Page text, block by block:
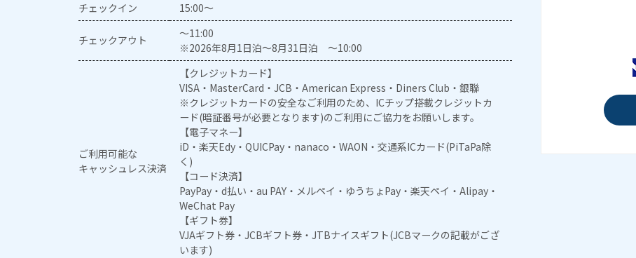
チェックイン 15:00～
チェックアウト
～11:00
※2026年8月1日泊～8月31日泊 ～10:00
ご利用可能な
キャッシュレス決済
【クレジットカード】
VISA・MasterCard・JCB・American Express・Diners Club・銀聯
※クレジットカードの安全なご利用のため、ICチップ搭載クレジットカ
ード(暗証番号が必要となります)のご利用にご協力をお願いします。
【電子マネー】
iD・楽天Edy・QUICPay・nanaco・WAON・交通系ICカード(PiTaPa除
く)
【コード決済】
PayPay・d払い・au PAY・メルペイ・ゆうちょPay・楽天ペイ・Alipay・
WeChat Pay
【ギフト券】
VJAギフト券・JCBギフト券・JTBナイスギフト(JCBマークの記載がござ
います)